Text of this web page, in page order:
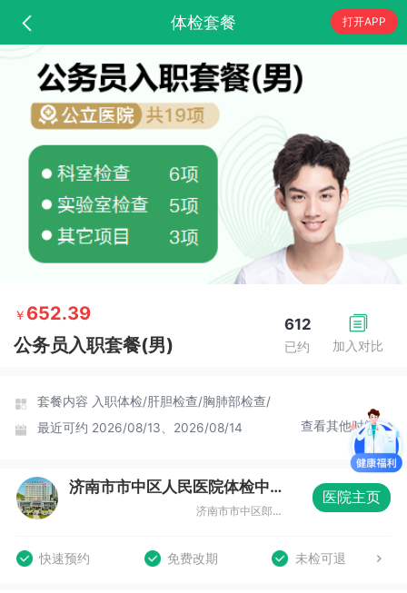
体检套餐 打开APP
加入对比
612
已约
￥ 652.39
公务员入职套餐(男)
套餐内容 入职体检/肝胆检查/胸肺部检查/
最近可约 2026/08/13、2026/08/14 查看其他时间
济南市市中区人民医院体检中心
济南市市中区郎茂山路61号
医院主页
快速预约 免费改期 未检可退